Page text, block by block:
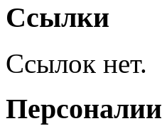
Ссылки
Ссылок нет.
Персоналии